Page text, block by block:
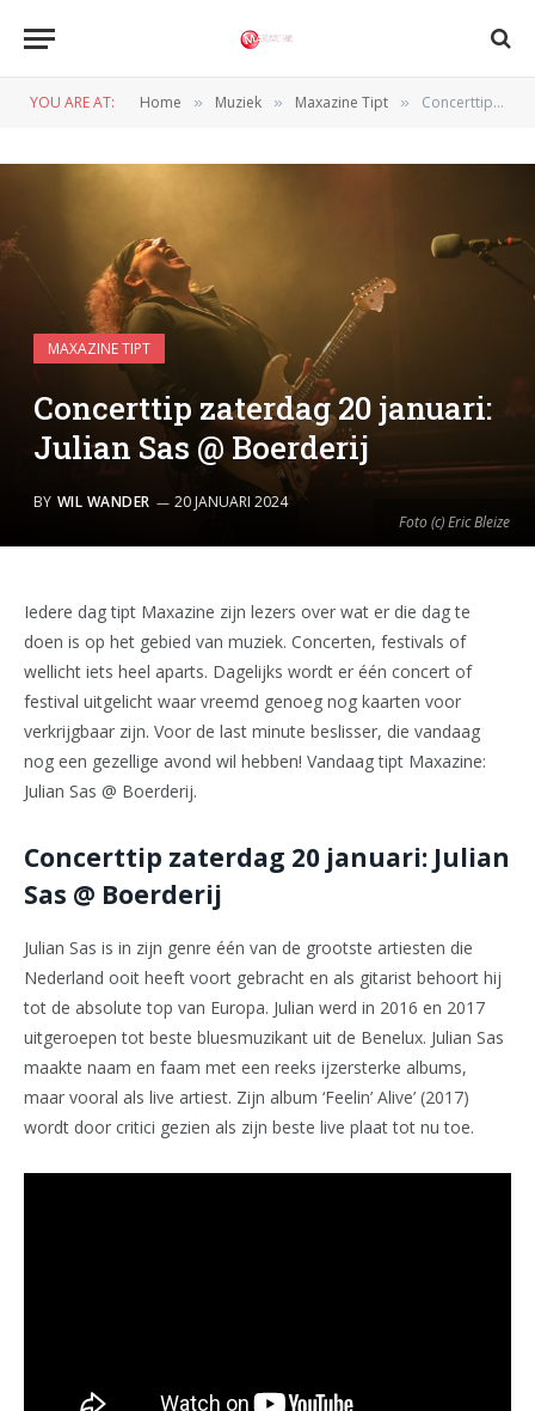
YOU ARE AT: Home » Muziek » Maxazine Tipt » Concerttip zaterdag 20 januari: Julian Sas @ Boerderij
Foto (c) Eric Bleize
MAXAZINE TIPT
Concerttip zaterdag 20 januari:
Julian Sas @ Boerderij
BY WIL WANDER 20 JANUARI 2024
Iedere dag tipt Maxazine zijn lezers over wat er die dag te
doen is op het gebied van muziek. Concerten, festivals of
wellicht iets heel aparts. Dagelijks wordt er één concert of
festival uitgelicht waar vreemd genoeg nog kaarten voor
verkrijgbaar zijn. Voor de last minute beslisser, die vandaag
nog een gezellige avond wil hebben! Vandaag tipt Maxazine:
Julian Sas @ Boerderij.
Concerttip zaterdag 20 januari: Julian
Sas @ Boerderij
Julian Sas is in zijn genre één van de grootste artiesten die
Nederland ooit heeft voort gebracht en als gitarist behoort hij
tot de absolute top van Europa. Julian werd in 2016 en 2017
uitgeroepen tot beste bluesmuzikant uit de Benelux. Julian Sas
maakte naam en faam met een reeks ijzersterke albums,
maar vooral als live artiest. Zijn album ‘Feelin’ Alive’ (2017)
wordt door critici gezien als zijn beste live plaat tot nu toe.